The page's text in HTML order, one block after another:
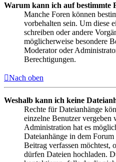
Warum kann ich auf bestimmte
Manche Foren können
vorbehalten sein. Um diese
schreiben oder andere
möglicherweise besondere
Moderator oder
Berechtigungen.
Nach oben
Weshalb kann ich keine
Rechte für Dateianhänge
einzelne Benutzer vergeben
Administration hat es
Dateianhänge in dem
Beitrag verfassen möchtest,
dürfen Dateien hochladen.